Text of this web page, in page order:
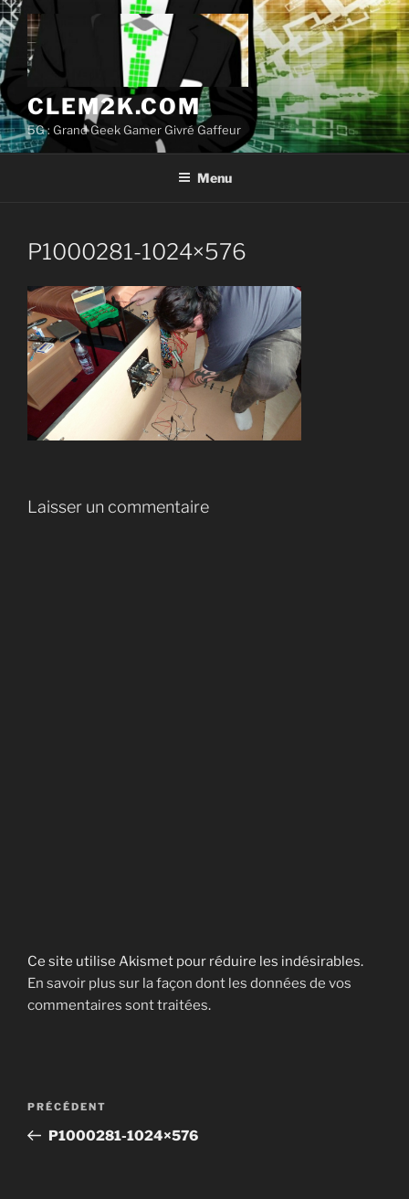
Aller
au
contenu
principal
CLEM2K.COM
5G : Grand Geek Gamer Givré Gaffeur
Menu
P1000281-1024×576
Laisser un commentaire
Ce site utilise Akismet pour réduire les indésirables.
En savoir plus sur la façon dont les données de vos
commentaires sont traitées.
Navigation
l’article
Article
précédent
PRÉCÉDENT
P1000281-1024×576